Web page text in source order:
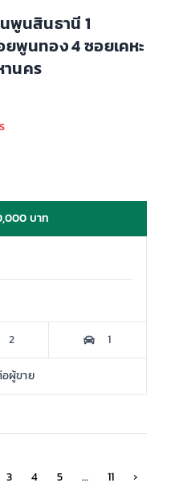
พูนสินธานี 1
ยพูนทอง 4 ซอยเคหะ
านคร
บาท
2 1
ผู้ขาย
3 4 5 … 11 ›